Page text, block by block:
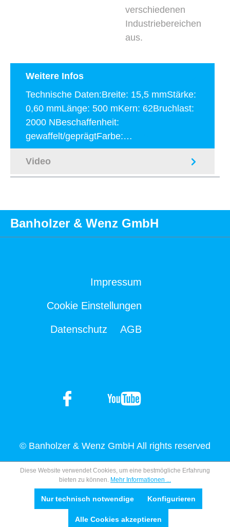
verschiedenen
Industriebereichen
aus.
Weitere Infos
Technische Daten:Breite: 15,5 mmStärke:
0,60 mmLänge: 500 mKern: 62Bruchlast:
2000 NBeschaffenheit:
gewaffelt/geprägtFarbe:…
Video
Banholzer & Wenz GmbH
Impressum
Cookie Einstellungen
Datenschutz AGB
© Banholzer & Wenz GmbH All rights reserved
Diese Website verwendet Cookies, um eine bestmögliche Erfahrung
bieten zu können. Mehr Informationen ...
Nur technisch notwendige Konfigurieren
Alle Cookies akzeptieren